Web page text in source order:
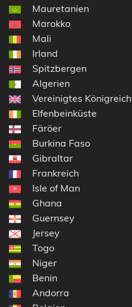
Mauretanien
Marokko
Mali
Irland
Spitzbergen
Algerien
Vereinigtes Königreich
Elfenbeinküste
Färöer
Burkina Faso
Gibraltar
Frankreich
Isle of Man
Ghana
Guernsey
Jersey
Togo
Niger
Benin
Andorra